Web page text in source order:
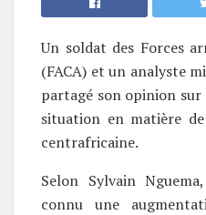
Un soldat des Forces
(FACA) et un analyste
partagé son opinion
situation en matière
centrafricaine.
Selon Sylvain
connu une